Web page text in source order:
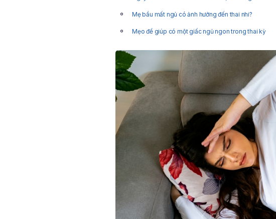
Mẹ bầu mất ngủ có ảnh hưởng đến thai nhi?
Mẹo để giúp có một giấc ngủ ngon trong thai kỳ